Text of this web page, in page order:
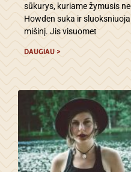
sūkurys, kuriame žymusis
Howden suka ir
mišinį. Jis visuomet
DAUGIAU >